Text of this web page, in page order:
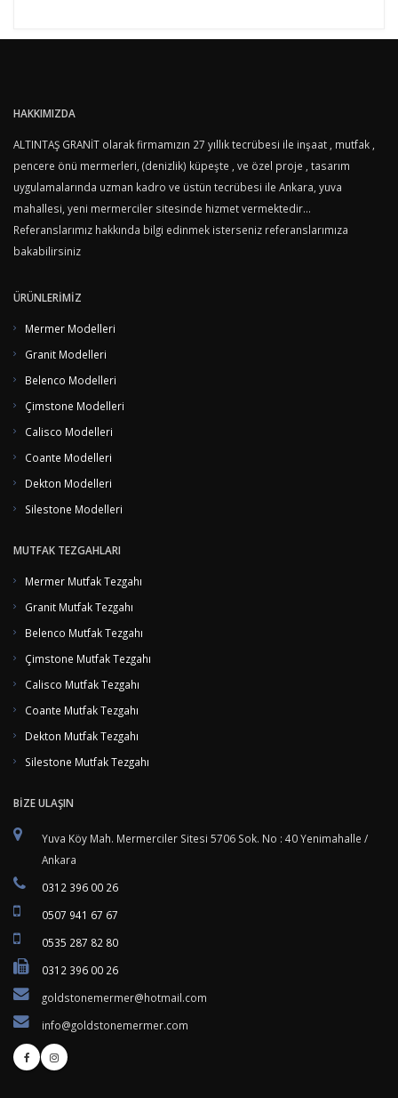
HAKKIMIZDA
ALTINTAŞ GRANİT olarak firmamızın 27 yıllık tecrübesi ile inşaat , mutfak ,
pencere önü mermerleri, (denizlik) küpeşte , ve özel proje , tasarım
uygulamalarında uzman kadro ve üstün tecrübesi ile Ankara, yuva
mahallesi, yeni mermerciler sitesinde hizmet vermektedir...
Referanslarımız hakkında bilgi edinmek isterseniz referanslarımıza
bakabilirsiniz
Altıntaş Mermer, üretim ve montaj uygulamasında koşulsuz müşteri
üretmeyi başaran firmamız sürekli gelişen pazarda daima lider olmayı
hedeflemektedir…
Özgün tasarımlarınızın gerçeğe dönüştüğü mermer, granit, çimstone, fileli
ÜRÜNLERİMİZ
Mermer Modelleri
Granit Modelleri
Belenco Modelleri
Çimstone Modelleri
Calisco Modelleri
Coante Modelleri
Dekton Modelleri
Silestone Modelleri
MUTFAK TEZGAHLARI
Mermer Mutfak Tezgahı
Granit Mutfak Tezgahı
Belenco Mutfak Tezgahı
Çimstone Mutfak Tezgahı
Calisco Mutfak Tezgahı
Coante Mutfak Tezgahı
Dekton Mutfak Tezgahı
Silestone Mutfak Tezgahı
BİZE ULAŞIN
Yuva Köy Mah. Mermerciler Sitesi 5706 Sok. No : 40 Yenimahalle /
Ankara
0312 396 00 26
0507 941 67 67
0535 287 82 80
0312 396 00 26
goldstonemermer@hotmail.com
info@goldstonemermer.com